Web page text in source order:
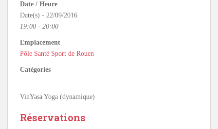
Date / Heure
Date(s) - 22/09/2016
19:00 - 20:00
Emplacement
Pôle Santé Sport de Rouen
Catégories
VinYasa Yoga (dynamique)
Réservations